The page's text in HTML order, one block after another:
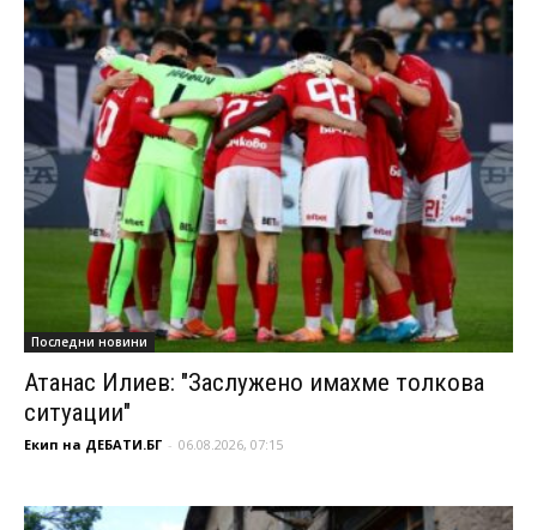
Последни новини
Атанас Илиев: "Заслужено имахме толкова
ситуации"
Екип на ДЕБАТИ.БГ - 06.08.2026, 07:15